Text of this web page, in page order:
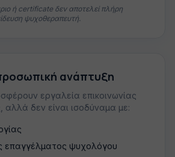
ή certificate δεν αποτελεί πλήρη
ψυχοθεραπευτή.
ανάπτυξη
εργαλεία επικοινωνίας
αλλά δεν είναι ισοδύναμα με:
επαγγέλματος ψυχολόγου